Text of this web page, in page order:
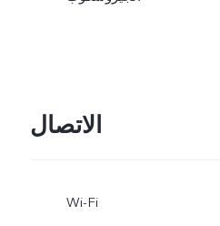
الاتصال
Wi-Fi